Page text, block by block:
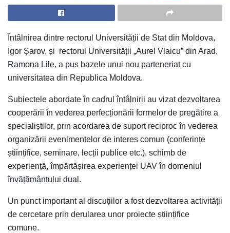
Întâlnirea dintre rectorul Universității de Stat din Moldova,
Igor Șarov, și rectorul Universității „Aurel Vlaicu” din Arad,
Ramona Lile, a pus bazele unui nou parteneriat cu
universitatea din Republica Moldova.
Subiectele abordate în cadrul întâlnirii au vizat dezvoltarea
cooperării în vederea perfecționării formelor de pregătire a
specialiștilor, prin acordarea de suport reciproc în vederea
organizării evenimentelor de interes comun (conferințe
științifice, seminare, lecții publice etc.), schimb de
experiență, împărtășirea experienței UAV în domeniul
învățământului dual.
Un punct important al discuțiilor a fost dezvoltarea activității
de cercetare prin derularea unor proiecte științifice
comune.